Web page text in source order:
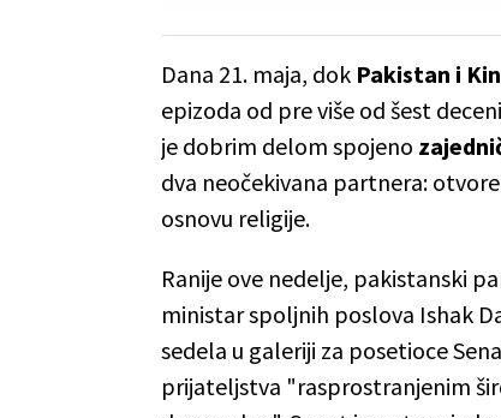
Dana 21. maja, dok Pakistan i
epizoda od pre više od šest
je dobrim delom spojeno
dva neočekivana partnera:
osnovu religije.
Ranije ove nedelje, pakistanski
ministar spoljnih poslova Ishak
sedela u galeriji za posetioce
prijateljstva "rasprostranjenim